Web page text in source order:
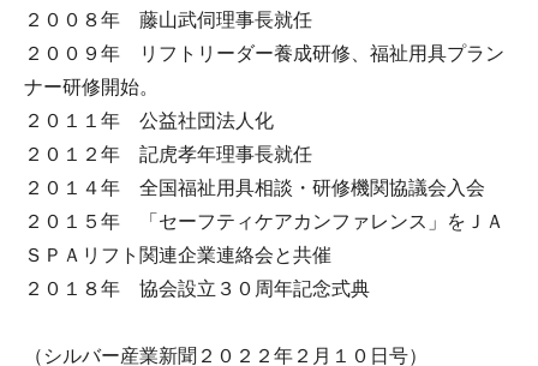
２００８年 藤山武伺理事長就任
２００９年 リフトリーダー養成研修、福祉用具プラン
ナー研修開始。
２０１１年 公益社団法人化
２０１２年 記虎孝年理事長就任
２０１４年 全国福祉用具相談・研修機関協議会入会
２０１５年 「セーフティケアカンファレンス」をＪＡ
ＳＰＡリフト関連企業連絡会と共催
２０１８年 協会設立３０周年記念式典
（シルバー産業新聞２０２２年２月１０日号）